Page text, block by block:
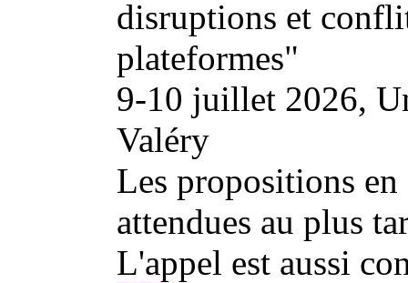
disruptions et
plateformes"
9-10 juillet 2026,
Valéry
Les propositions
attendues au plus
L'appel est aussi